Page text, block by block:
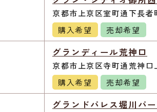
京都市上京区室町通下長
購入希望
売却希望
グランディール荒神口
京都市上京区寺町通荒神
購入希望
売却希望
グランドパレス堀川パ